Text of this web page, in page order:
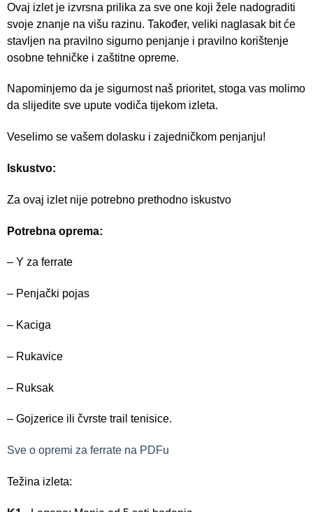
Ovaj izlet je izvrsna prilika za sve one koji žele nadograditi
svoje znanje na višu razinu. Također, veliki naglasak bit će
stavljen na pravilno sigurno penjanje i pravilno korištenje
osobne tehničke i zaštitne opreme.
Napominjemo da je sigurnost naš prioritet, stoga vas molimo
da slijedite sve upute vodiča tijekom izleta.
Veselimo se vašem dolasku i zajedničkom penjanju!
Iskustvo:
Za ovaj izlet nije potrebno prethodno iskustvo
Potrebna oprema:
– Y za ferrate
– Penjački pojas
– Kaciga
– Rukavice
– Ruksak
– Gojzerice ili čvrste trail tenisice.
Sve o opremi za ferrate na PDFu
Težina izleta: